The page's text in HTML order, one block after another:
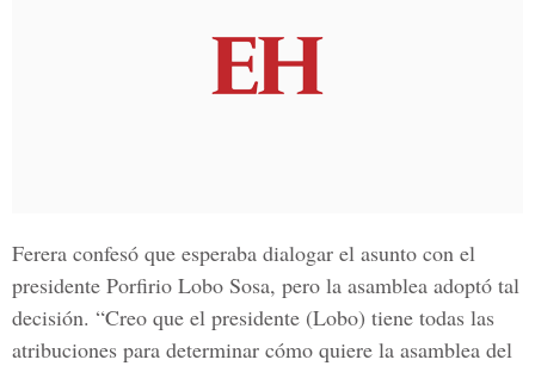
Ferera confesó que esperaba dialogar el asunto con el
presidente Porfirio Lobo Sosa, pero la asamblea adoptó tal
decisión. “Creo que el presidente (Lobo) tiene todas las
atribuciones para determinar cómo quiere la asamblea del